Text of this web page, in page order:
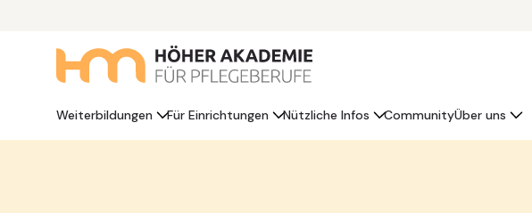
Weiterbildungen Für Einrichtungen Nützliche Infos CommunityÜber uns